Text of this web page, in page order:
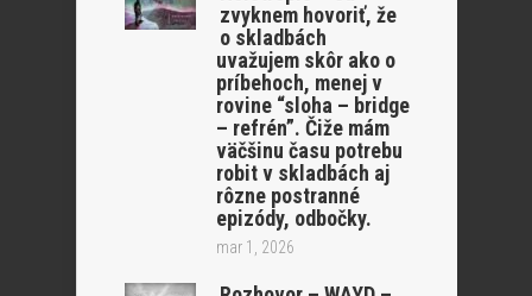
zvyknem hovoriť, že
o skladbách
uvažujem skôr ako o
príbehoch, menej v
rovine “sloha – bridge
– refrén”. Čiže mám
väčšinu času potrebu
robit v skladbách aj
rôzne postranné
epizódy, odbočky.
mar 1, 2026